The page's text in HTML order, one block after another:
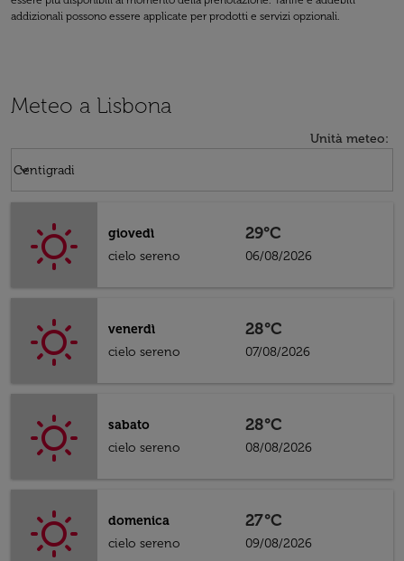
addizionali possono essere applicate per prodotti e servizi opzionali.
Meteo a Lisbona
Unità meteo:
Centigradi
keyboard_arrow_down
giovedì
cielo sereno
29°C
06/08/2026
venerdì
cielo sereno
28°C
07/08/2026
sabato
cielo sereno
28°C
08/08/2026
domenica
cielo sereno
27°C
09/08/2026